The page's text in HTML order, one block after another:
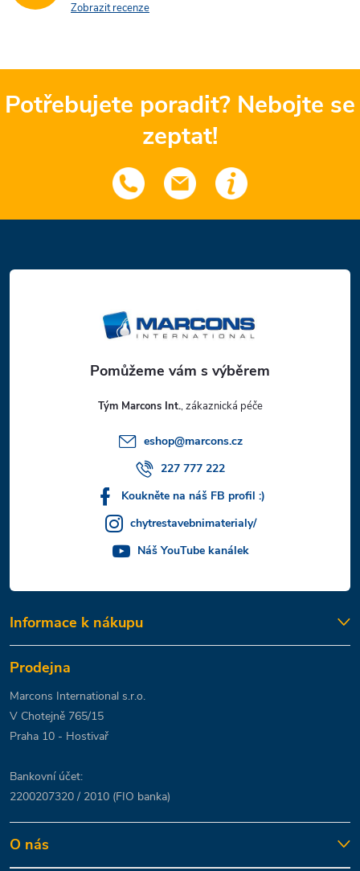
Zobrazit recenze
Potřebujete poradit? Nebojte se
zeptat!
á
Tým Marcons Int.
eshop@marcons.cz
227 777 222
Koukněte na náš FB profil :)
chytrestavebnimaterialy/
Náš YouTube kanálek
Informace k nákupu
Prodejna
Marcons International s.r.o.
V Chotejně 765/15
Praha 10 - Hostivař
Bankovní účet:
2200207320 / 2010 (FIO banka)
O nás